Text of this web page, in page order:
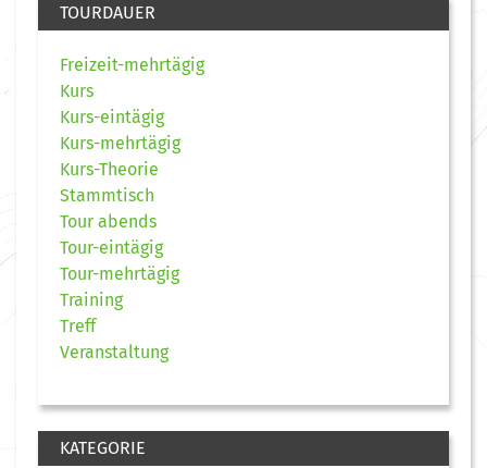
TOURDAUER
Freizeit-mehrtägig
Kurs
Kurs-eintägig
Kurs-mehrtägig
Kurs-Theorie
Stammtisch
Tour abends
Tour-eintägig
Tour-mehrtägig
Training
Treff
Veranstaltung
KATEGORIE